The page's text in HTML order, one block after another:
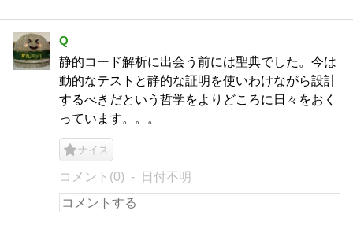
Q
静的コード解析に出会う前には聖典でした。今は
動的なテストと静的な証明を使いわけながら設計
するべきだという哲学をよりどころに日々をおく
っています。。。
ナイス
コメント(0) 日付不明